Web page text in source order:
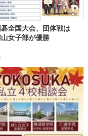
全国大会、団体戦は
女子部が優勝